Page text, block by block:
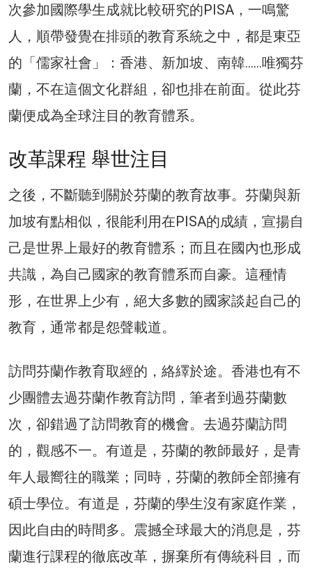
次參加國際學生成就比較研究的PISA，一鳴驚
人，順帶發覺在排頭的教育系統之中，都是東亞
的「儒家社會」：香港、新加坡、南韓……唯獨芬
蘭，不在這個文化群組，卻也排在前面。從此芬
蘭便成為全球注目的教育體系。
改革課程 舉世注目
之後，不斷聽到關於芬蘭的教育故事。芬蘭與新
加坡有點相似，很能利用在PISA的成績，宣揚自
己是世界上最好的教育體系；而且在國內也形成
共識，為自己國家的教育體系而自豪。這種情
形，在世界上少有，絕大多數的國家談起自己的
教育，通常都是怨聲載道。
訪問芬蘭作教育取經的，絡繹於途。香港也有不
少團體去過芬蘭作教育訪問，筆者到過芬蘭數
次，卻錯過了訪問教育的機會。去過芬蘭訪問
的，觀感不一。有道是，芬蘭的教師最好，是青
年人最嚮往的職業；同時，芬蘭的教師全部擁有
碩士學位。有道是，芬蘭的學生沒有家庭作業，
因此自由的時間多。震撼全球最大的消息是，芬
蘭進行課程的徹底改革，摒棄所有傳統科目，而